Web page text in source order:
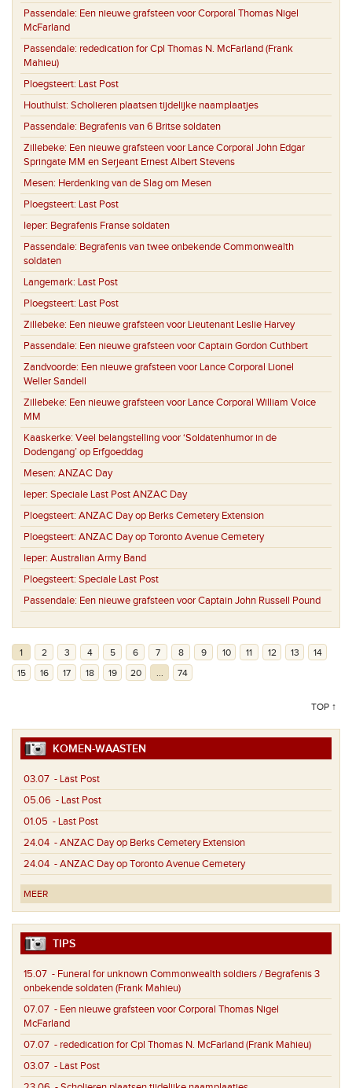
Passendale: Een nieuwe grafsteen voor Corporal Thomas Nigel
McFarland
Passendale: rededication for Cpl Thomas N. McFarland (Frank
Mahieu)
Ploegsteert: Last Post
Houthulst: Scholieren plaatsen tijdelijke naamplaatjes
Passendale: Begrafenis van 6 Britse soldaten
Zillebeke: Een nieuwe grafsteen voor Lance Corporal John Edgar
Springate MM en Serjeant Ernest Albert Stevens
Mesen: Herdenking van de Slag om Mesen
Ploegsteert: Last Post
Ieper: Begrafenis Franse soldaten
Passendale: Begrafenis van twee onbekende Commonwealth
soldaten
Langemark: Last Post
Ploegsteert: Last Post
Zillebeke: Een nieuwe grafsteen voor Lieutenant Leslie Harvey
Passendale: Een nieuwe grafsteen voor Captain Gordon Cuthbert
Zandvoorde: Een nieuwe grafsteen voor Lance Corporal Lionel
Weller Sandell
Zillebeke: Een nieuwe grafsteen voor Lance Corporal William Voice
MM
Kaaskerke: Veel belangstelling voor ‘Soldatenhumor in de
Dodengang’ op Erfgoeddag
Mesen: ANZAC Day
Ieper: Speciale Last Post ANZAC Day
Ploegsteert: ANZAC Day op Berks Cemetery Extension
Ploegsteert: ANZAC Day op Toronto Avenue Cemetery
Ieper: Australian Army Band
Ploegsteert: Speciale Last Post
Passendale: Een nieuwe grafsteen voor Captain John Russell Pound
1 2 3 4 5 6 7 8 9 10 11 12 13
14
15
16 17 18 19 20 ... 74
TOP ↑
KOMEN-WAASTEN
03.07 - Last Post
05.06 - Last Post
01.05 - Last Post
24.04 - ANZAC Day op Berks Cemetery Extension
24.04 - ANZAC Day op Toronto Avenue Cemetery
MEER
TIPS
15.07 - Funeral for unknown Commonwealth soldiers / Begrafenis 3
onbekende soldaten (Frank Mahieu)
07.07 - Een nieuwe grafsteen voor Corporal Thomas Nigel
McFarland
07.07 - rededication for Cpl Thomas N. McFarland (Frank Mahieu)
03.07 - Last Post